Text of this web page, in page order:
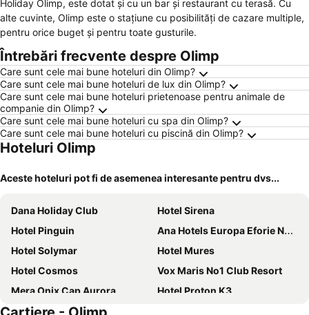
Holiday Olimp, este dotat și cu un bar și restaurant cu terasă. Cu
alte cuvinte, Olimp este o stațiune cu posibilități de cazare multiple,
pentru orice buget și pentru toate gusturile.
Întrebări frecvente despre Olimp
Care sunt cele mai bune hoteluri din Olimp?
Care sunt cele mai bune hoteluri de lux din Olimp?
Care sunt cele mai bune hoteluri prietenoase pentru animale de
companie din Olimp?
Care sunt cele mai bune hoteluri cu spa din Olimp?
Care sunt cele mai bune hoteluri cu piscină din Olimp?
Hoteluri Olimp
Aceste hoteluri pot fi de asemenea interesante pentru dvs...
Dana Holiday Club
Hotel Sirena
Hotel Pinguin
Ana Hotels Europa Eforie Nord
Hotel Solymar
Hotel Mures
Hotel Cosmos
Vox Maris No1 Club Resort
Mera Onix Cap Aurora
Hotel Proton K3
Hotel Dana Resort